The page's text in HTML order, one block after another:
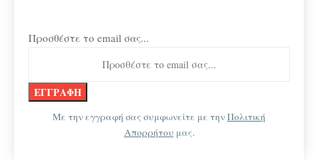
Προσθέστε το email σας...
Με την εγγραφή σας συμφωνείτε με τηνΠολιτική
Απορρήτου μας.